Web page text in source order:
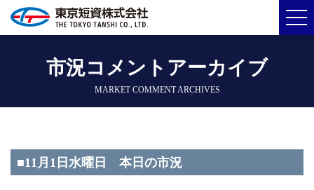
市況コメントアーカイブ
MARKET COMMENT ARCHIVES
■11月1日水曜日 本日の市況